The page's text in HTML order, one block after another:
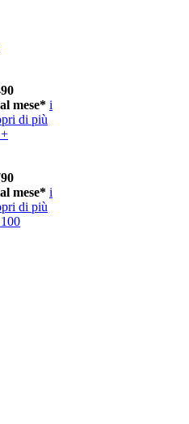
mese* i
di più
mese* i
di più